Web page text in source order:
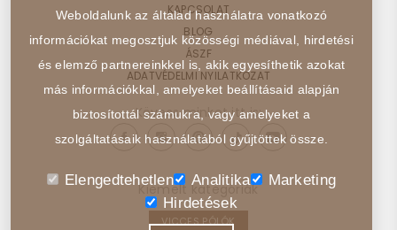
KAPCSOLAT
BLOG
ÁSZF
ADATVÉDELMI NYILATKOZAT
Kövess minket itt is:
Kiemelt kategóriák
VICCES PÓLÓK
Weboldalunk az általad használatra vonatkozó
információkat megosztjuk közösségi médiával, hirdetési
és elemző partnereinkkel is, akik egyesíthetik azokat
más információkkal, amelyeket beállításaid alapján
biztosítottál számukra, vagy amelyeket a
szolgáltatásaik használatából gyűjtöttek össze.
Elengedtehetlen Analitika
Marketing
Hirdetések